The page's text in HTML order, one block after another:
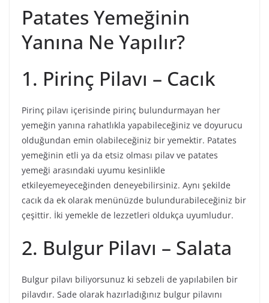
Patates Yemeğinin
Yanına Ne Yapılır?
1. Pirinç Pilavı – Cacık
Pirinç pilavı içerisinde pirinç bulundurmayan her
yemeğin yanına rahatlıkla yapabileceğiniz ve doyurucu
olduğundan emin olabileceğiniz bir yemektir. Patates
yemeğinin etli ya da etsiz olması pilav ve patates
yemeği arasındaki uyumu kesinlikle
etkileyemeyeceğinden deneyebilirsiniz. Aynı şekilde
cacık da ek olarak menünüzde bulundurabileceğiniz bir
çeşittir. İki yemekle de lezzetleri oldukça uyumludur.
2. Bulgur Pilavı – Salata
Bulgur pilavı biliyorsunuz ki sebzeli de yapılabilen bir
pilavdır. Sade olarak hazırladığınız bulgur pilavını